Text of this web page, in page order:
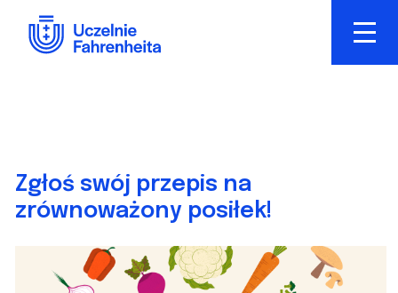
treści
Zgłoś swój przepis na
zrównoważony posiłek!